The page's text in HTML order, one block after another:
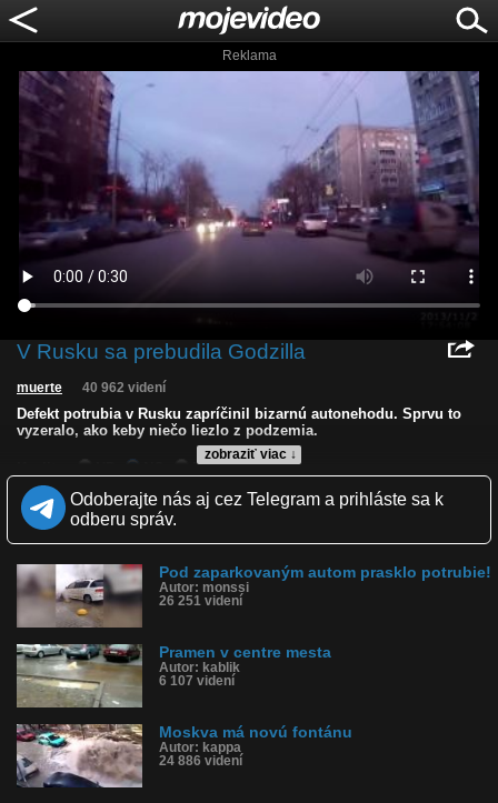
Reklama
V Rusku sa prebudila Godzilla
zobraziť viac ↓
muerte 40 962 videní
Defekt potrubia v Rusku zapríčinil bizarnú autonehodu. Sprvu to
vyzeralo, ako keby niečo liezlo z podzemia.
LQ
Zverejnené: 25.11.2013 16:04
Páči sa: 96% (101 hlasov)
Obľúbené: 43
Komentárov: 91
Kategória: auto-moto
Tagy: prasknuté potrubie, godzilla, rusko, autokamera, búračka,
nehoda
História sledovanosti videa:
Odoberajte nás aj cez Telegram a prihláste sa k
odberu správ.
Pod zaparkovaným autom prasklo potrubie!
Autor: monssi
26 251 videní
Pramen v centre mesta
Autor: kablik
6 107 videní
Moskva má novú fontánu
Autor: kappa
24 886 videní